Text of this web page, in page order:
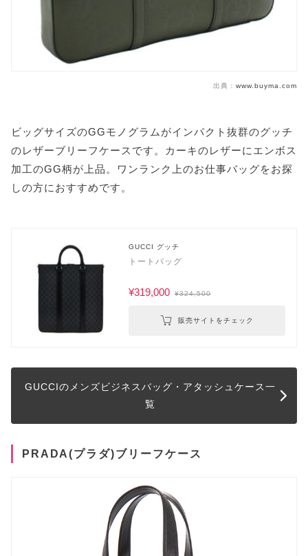
出典： www.buyma.com
ビッグサイズのGGモノグラムがインパクト抜群のグッチ
のレザーブリーフケースです。カーキのレザーにエンボス
加工のGG柄が上品。ワンランク上のお仕事バッグをお探
しの方におすすめです。
GUCCI グッチ
トートバッグ
¥319,000 ¥324,500
販売サイトをチェック
GUCCIのメンズビジネスバッグ・アタッシュケース一
覧
PRADA(プラダ)ブリーフケース